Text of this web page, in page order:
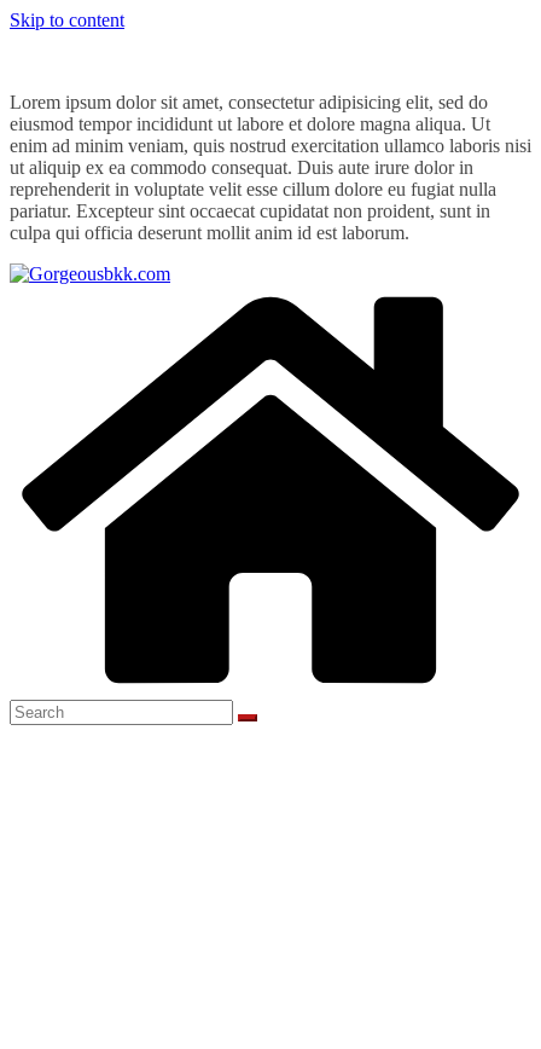
Skip to content
Lorem ipsum dolor sit amet, consectetur adipisicing elit, sed do
eiusmod tempor incididunt ut labore et dolore magna aliqua. Ut
enim ad minim veniam, quis nostrud exercitation ullamco laboris nisi
ut aliquip ex ea commodo consequat. Duis aute irure dolor in
reprehenderit in voluptate velit esse cillum dolore eu fugiat nulla
pariatur. Excepteur sint occaecat cupidatat non proident, sunt in
culpa qui officia deserunt mollit anim id est laborum.